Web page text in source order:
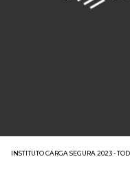
INSTITUTO CARGA SEGURA 2023 -